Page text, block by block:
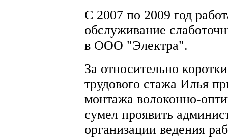
С 2007 по 2009 год
обслуживание
в ООО "Электра".
За относительно
трудового стажа Илья
монтажа волоконно-
сумел проявить
организации ведения